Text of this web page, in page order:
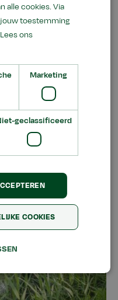
alle cookies. Via
jouw toestemming
Lees ons
Marketing
geclassificeerd
COOKIES